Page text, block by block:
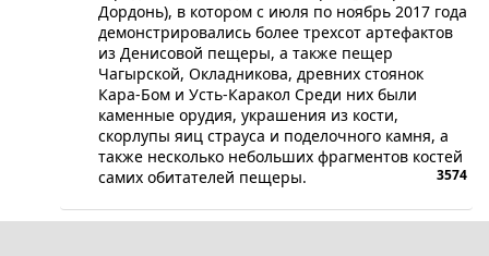
Дордонь), в котором с июля по ноябрь 2017 года
демонстрировались более трехсот артефактов
из Денисовой пещеры, а также пещер
Чагырской, Окладникова, древних стоянок
Кара-Бом и Усть-Каракол Среди них были
каменные орудия, украшения из кости,
скорлупы яиц страуса и поделочного камня, а
также несколько небольших фрагментов костей
самих обитателей пещеры.
3574